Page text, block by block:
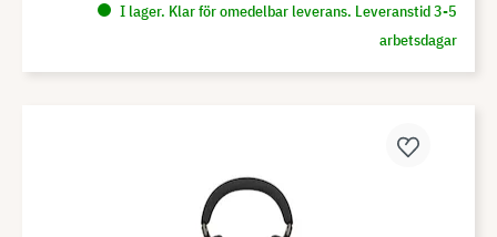
I lager. Klar för omedelbar leverans. Leveranstid 3-5
arbetsdagar